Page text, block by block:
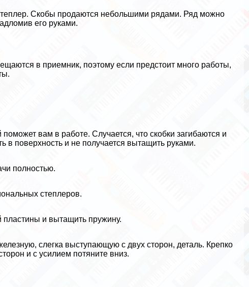
Скобы продаются небольшими рядами. Ряд можно
его руками.
в приемник, поэтому если предстоит много работы,
вам в работе. Случается, что скобки загибаются и
в поверхность и не получается вытащить руками.
полностью.
степлеров.
пластины и вытащить пружину.
слегка выступающую с двух сторон, деталь. Крепко
и с усилием потяните вниз.